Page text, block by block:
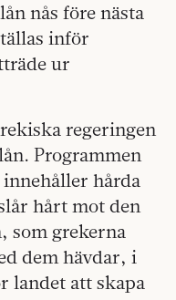
nås före nästa
inför
ur
regeringen
Programmen
hårda
hårt mot den
som grekerna
dem hävdar, i
landet att skapa